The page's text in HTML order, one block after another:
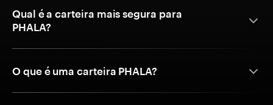
Qual é a carteira mais segura para
PHALA?
O que é uma carteira PHALA?